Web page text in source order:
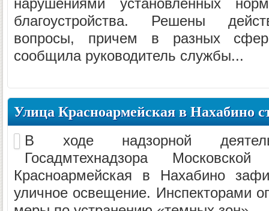
нарушениями установленных
благоустройства. Решены
вопросы, причем в разных
сообщила руководитель службы...
Улица Красноармейская в Нахабино
В ходе надзорной
Госадмтехнадзора
Красноармейская в Нахабино
уличное освещение. Инспекторами